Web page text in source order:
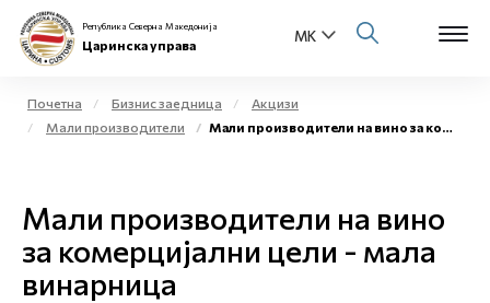
Физички лица
Бизнис заедница
Република Северна Македонија
Царинска управа
Почетна Бизнис заедница
Акцизи
Мали производители
Мали производители на вино за комерцијални цели - мала винарница
Мали производители на вино
за комерцијални цели - мала
винарница